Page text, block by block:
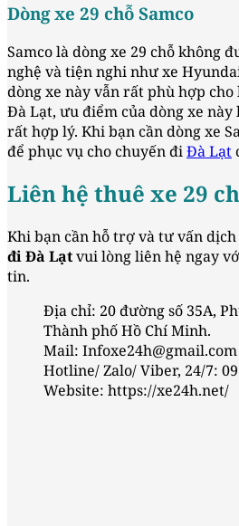
Dòng xe 29 chỗ Samco
Samco là dòng xe 29 chỗ không
nghệ và tiện nghi như xe
dòng xe này vẫn rất phù hợp
Đà Lạt, ưu điểm của dòng xe này
rất hợp lý. Khi bạn cần dòng xe
để phục vụ cho chuyến điĐà Lạt
Liên hệ thuê xe 29
Khi bạn cần hỗ trợ và tư vấn
đi Đà Lạtvui lòng liên hệ ngay
tin.
Địa chỉ: 20 đường số 35A,
Thành phố Hồ Chí Minh.
Mail: Infoxe24h@gmail.com
Hotline/ Zalo/ Viber, 24/7:
Website: https://xe24h.net/